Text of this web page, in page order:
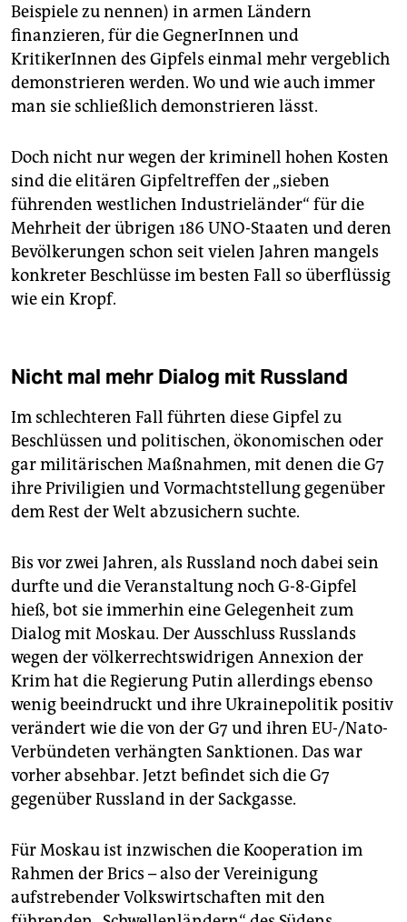
Beispiele zu nennen) in armen Ländern
finanzieren, für die GegnerInnen und
KritikerInnen des Gipfels einmal mehr vergeblich
demonstrieren werden. Wo und wie auch immer
man sie schließlich demonstrieren lässt.
Doch nicht nur wegen der kriminell hohen Kosten
sind die elitären Gipfeltreffen der „sieben
führenden westlichen Industrieländer“ für die
Mehrheit der übrigen 186 UNO-Staaten und deren
Bevölkerungen schon seit vielen Jahren mangels
konkreter Beschlüsse im besten Fall so überflüssig
wie ein Kropf.
Nicht mal mehr Dialog mit Russland
Im schlechteren Fall führten diese Gipfel zu
Beschlüssen und politischen, ökonomischen oder
gar militärischen Maßnahmen, mit denen die G7
ihre Priviligien und Vormachtstellung gegenüber
dem Rest der Welt abzusichern suchte.
Bis vor zwei Jahren, als Russland noch dabei sein
durfte und die Veranstaltung noch G-8-Gipfel
hieß, bot sie immerhin eine Gelegenheit zum
Dialog mit Moskau. Der Ausschluss Russlands
wegen der völkerrechtswidrigen Annexion der
Krim hat die Regierung Putin allerdings ebenso
wenig beeindruckt und ihre Ukrainepolitik positiv
verändert wie die von der G7 und ihren EU-/Nato-
Verbündeten verhängten Sanktionen. Das war
vorher absehbar. Jetzt befindet sich die G7
gegenüber Russland in der Sackgasse.
Für Moskau ist inzwischen die Kooperation im
Rahmen der Brics – also der Vereinigung
aufstrebender Volkswirtschaften mit den